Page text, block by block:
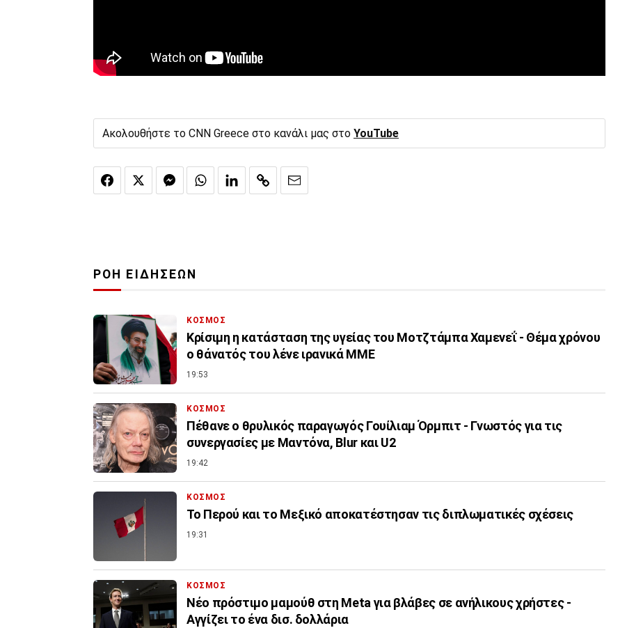
Ακολουθήστε το CNN Greece στο κανάλι μας στο YouTube
ΡΟΗ ΕΙΔΗΣΕΩΝ
ΚΟΣΜΟΣ
Κρίσιμη η κατάσταση της υγείας του Μοτζτάμπα Χαμενεΐ - Θέμα χρόνου
ο θάνατός του λένε ιρανικά ΜΜΕ
19:53
ΚΟΣΜΟΣ
Πέθανε ο θρυλικός παραγωγός Γουίλιαμ Όρμπιτ - Γνωστός για τις
συνεργασίες με Μαντόνα, Blur και U2
19:42
ΚΟΣΜΟΣ
Το Περού και το Μεξικό αποκατέστησαν τις διπλωματικές σχέσεις
19:31
ΚΟΣΜΟΣ
Nέο πρόστιμο μαμούθ στη Meta για βλάβες σε ανήλικους χρήστες -
Αγγίζει το ένα δισ. δολλάρια